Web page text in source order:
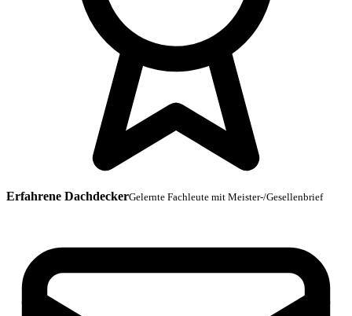
Erfahrene DachdeckerGelernte Fachleute mit Meister-/Gesellenbrief